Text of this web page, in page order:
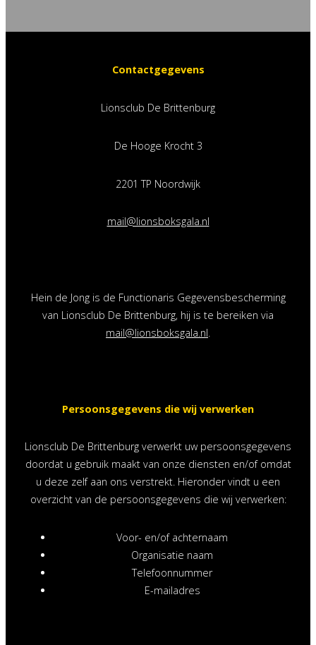
Contactgegevens
Lionsclub De Brittenburg
De Hooge Krocht 3
2201 TP Noordwijk
mail@lionsboksgala.nl
Hein de Jong is de Functionaris Gegevensbescherming
van Lionsclub De Brittenburg, hij is te bereiken via
mail@lionsboksgala.nl.
Persoonsgegevens die wij verwerken
Lionsclub De Brittenburg verwerkt uw persoonsgegevens
doordat u gebruik maakt van onze diensten en/of omdat
u deze zelf aan ons verstrekt. Hieronder vindt u een
overzicht van de persoonsgegevens die wij verwerken:
Voor- en/of achternaam
Organisatie naam
Telefoonnummer
E-mailadres